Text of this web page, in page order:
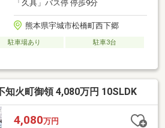
「久具」バス停 停歩9分
熊本県宇城市松橋町西下郷
駐車場あり
駐車3台
知火町御領 4,080万円 10SLDK
4,080万円